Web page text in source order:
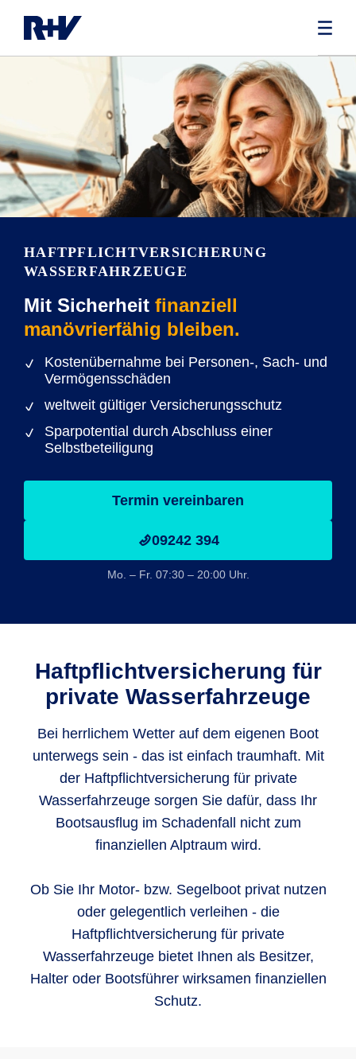
HAFTPFLICHT­VERSICHERUNG
WASSERFAHRZEUGE
Mit Sicherheit finanziell
manövrierfähig bleiben.
Kostenübernahme bei Personen-, Sach- und
Vermögensschäden
weltweit gültiger Versicherungsschutz
Sparpotential durch Abschluss einer
Selbstbeteiligung
Termin vereinbaren
09242 394
Mo. – Fr. 07:30 – 20:00 Uhr.
Haftpflicht­versicherung für
private Wasserfahrzeuge
Bei herrlichem Wetter auf dem eigenen Boot
unterwegs sein - das ist einfach traumhaft. Mit
der Haftpflichtversicherung für private
Wasserfahrzeuge sorgen Sie dafür, dass Ihr
Bootsausflug im Schadenfall nicht zum
finanziellen Alptraum wird.
Ob Sie Ihr Motor- bzw. Segelboot privat nutzen
oder gelegentlich verleihen - die
Haftpflichtversicherung für private
Wasserfahrzeuge bietet Ihnen als Besitzer,
Halter oder Bootsführer wirksamen finanziellen
Schutz.